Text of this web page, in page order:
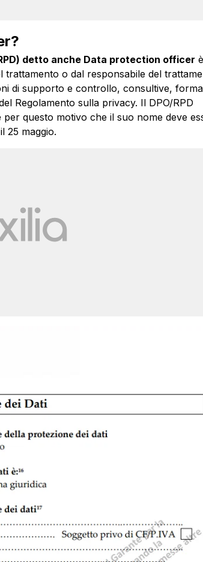
detto anche Data protection officer
o dal responsabile del
di supporto e controllo, consultive,
Regolamento sulla privacy. Il DPO/RPD
questo motivo che il suo nome deve
25 maggio.